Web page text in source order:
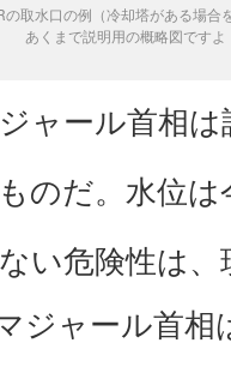
の取水口の例（冷却塔がある場合
あくまで説明用の概略図ですよ
ャール首相
のだ。水位
い危険性は
ジャール首相